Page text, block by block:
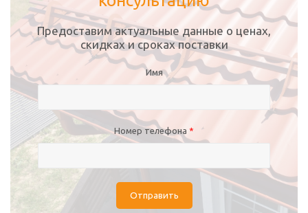
Предоставим актуальные данные о ценах,
скидках и сроках поставки
Имя
Номер телефона *
Отправить